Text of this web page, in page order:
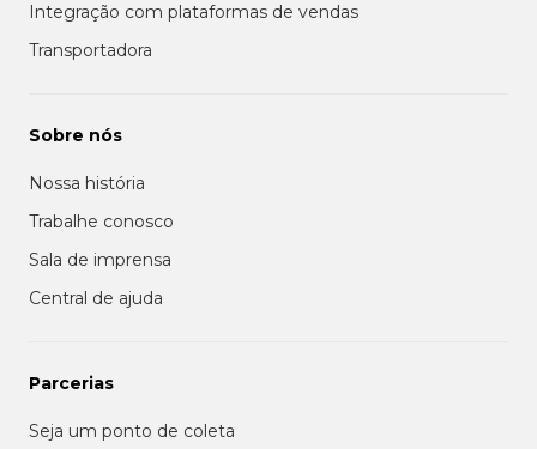
Integração com plataformas de vendas
Transportadora
Sobre nós
Nossa história
Trabalhe conosco
Sala de imprensa
Central de ajuda
Parcerias
Seja um ponto de coleta